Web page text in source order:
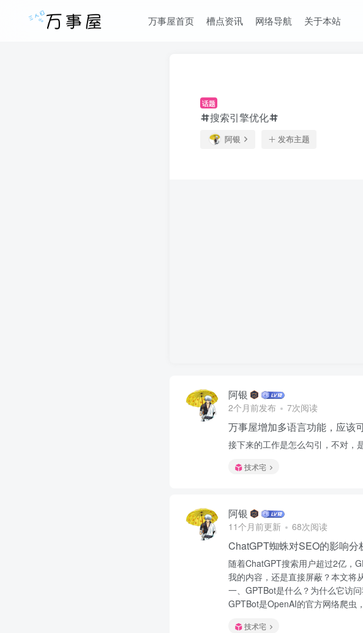
万事屋首页 槽点资讯 网络导航 关于本站
话题
搜索引擎优化
阿银 发布主题
阿银
2个月前发布 7次阅读
万事屋增加多语言功能，应该
接下来的工作是怎么勾引，不对，
技术宅
阿银
11个月前更新 68次阅读
ChatGPT蜘蛛对SEO的影响
随着ChatGPT搜索用户超过2亿，
我的内容，还是直接屏蔽？本文将
一、GPTBot是什么？为什么它访
GPTBot是OpenAI的官方网络爬虫
技术宅